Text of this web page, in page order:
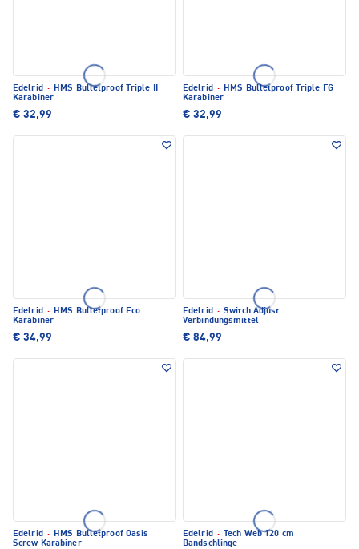
Edelrid · HMS Bulletproof Triple II
Karabiner
€ 32,99
Edelrid · HMS Bulletproof Triple FG
Karabiner
€ 32,99
Edelrid · HMS Bulletproof Eco
Karabiner
€ 34,99
Edelrid · Switch Adjust
Verbindungsmittel
€ 84,99
Edelrid · HMS Bulletproof Oasis
Screw Karabiner
Edelrid ·
Tech Web 120 cm
Bandschlinge